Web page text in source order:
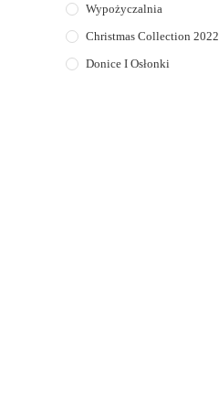
Wypożyczalnia
Christmas Collection 2022
Donice I Osłonki